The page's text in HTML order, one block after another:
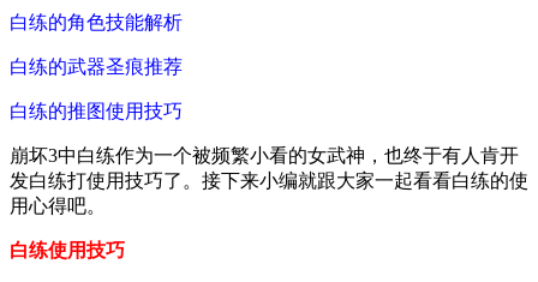
白练的角色技能解析
白练的武器圣痕推荐
白练的推图使用技巧
崩坏3中白练作为一个被频繁小看的女武神，也终于有人肯开
发白练打使用技巧了。接下来小编就跟大家一起看看白练的使
用心得吧。
白练使用技巧